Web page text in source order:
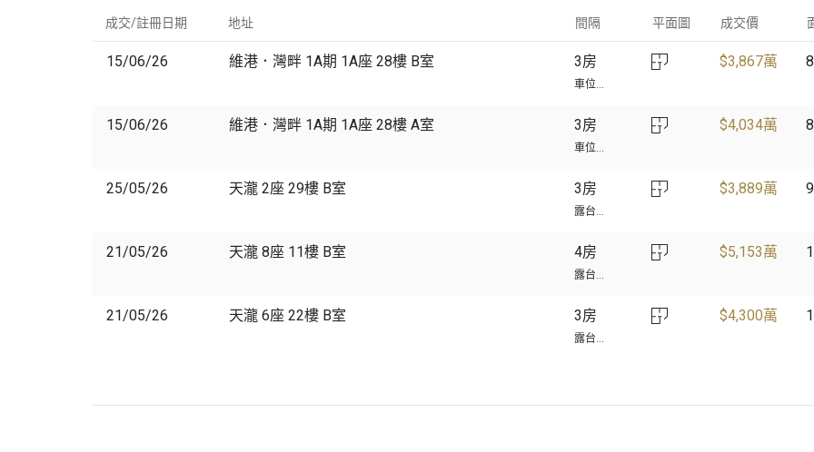
成交/註冊日期 地址 成交價
平面圖
間隔
15/06/26 維港．灣畔 1A期 1A座 28樓 B室 $3,867萬
車位...
3房
15/06/26 維港．灣畔 1A期 1A座 28樓 A室 $4,034萬
車位...
3房
25/05/26 天瀧 2座 29樓 B室 $3,889萬
露台...
3房
21/05/26 天瀧 8座 11樓 B室 $5,153萬
露台...
4房
21/05/26 天瀧 6座 22樓 B室 $4,300萬
露台...
3房